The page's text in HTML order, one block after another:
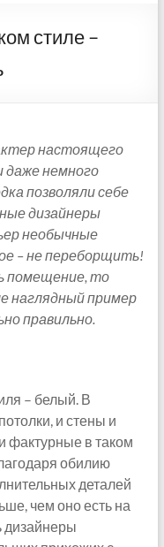
стиле –
настоящего
даже немного
позволяли себе
дизайнеры
необычные
– не переборщить!
помещение, то
наглядный пример
правильно.
– белый. В
и стены и
фактурные в таком
обилию
деталей
чем оно есть на
дизайнеры